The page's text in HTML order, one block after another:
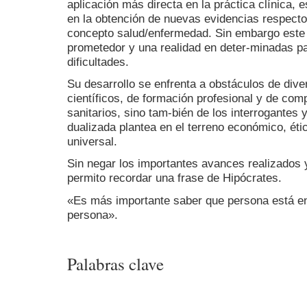
aplicación más directa en la práctica clínica,
en la obtención de nuevas evidencias
concepto salud/enfermedad. Sin embargo
prometedor y una realidad en deter-minadas
dificultades.
Su desarrollo se enfrenta a obstáculos de
científicos, de formación profesional y de
sanitarios, sino tam-bién de los interrogantes
dualizada plantea en el terreno económico,
universal.
Sin negar los importantes avances
permito recordar una frase de Hipócrates.
«Es más importante saber que persona está
persona».
Palabras clave